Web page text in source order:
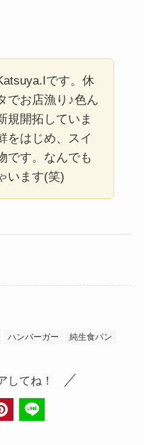
です。休
でお店漁り♪色ん
規開拓していま
をはじめ、スイ
です。なんでも
います(笑)
ハンバーガー 純生食パン
してね！